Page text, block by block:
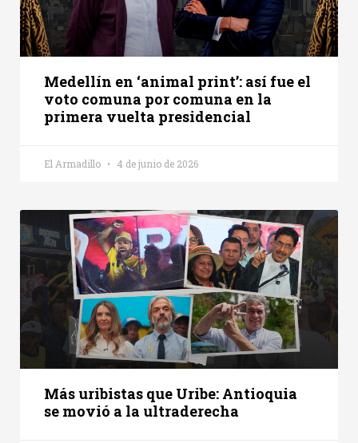
Medellín en ‘animal print’: así fue el
voto comuna por comuna en la
primera vuelta presidencial
El Armadillo 4 de junio de 2026
Más uribistas que Uribe: Antioquia
se movió a la ultraderecha